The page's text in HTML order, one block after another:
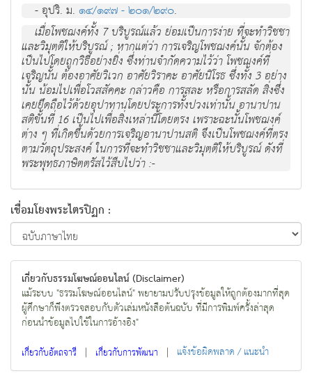
- อุปริ. ม.๑๔/๑๙๗ - ๒๐๑/๒๙๐.
เมื่อโพชฌงค์ทั้ง 7 บริบูรณ์แล้ว ย่อมเป็นการง่าย ที่จะทำวิชชา
และวิมุตติให้บริบูรณ์ ; หากแต่ว่า การเจริญโพชฌงค์นั้น จักต้อง
เป็นไปโดยถูกวิธีอย่างยิ่ง ซึ่งท่านจำกัดความไว้ว่า โพชฌงค์ที่
เจริญนั้น ต้องอาศัยวิเวก อาศัยวิราคะ อาศัยนิโรธ ซึ่งทั้ง 3 อย่าง
นั้น น้อมไปเพื่อโวสสัคคะ กล่าวคือ การสละ หรือการสลัด สิ่งซึ่ง
เคยยึดถือไว้ด้วยอุปาทานโดยประการทั้งปวงเท่านั้น อานาปาน
สติขั้นที่ 16 เป็นไปเพื่อสิ่งเหล่านี้โดยตรง เพราะฉะนั้นโพชฌงค์
ต่าง ๆ ที่เกิดขึ้นด้วยการเจริญอานาปานสติ จึงเป็นโพชฌงค์ที่ตรง
ตามวัตถุประสงค์ ในการที่จะทำวิชชาและวิมุตติให้บริบูรณ์ ดังที่
พระพุทธภาษิตตรัสไว้สืบไปว่า :-
เชื่อมโยงพระไตรปิฏก :
เกี่ยวกับธรรมโฆษณ์ออนไลน์ (Disclaimer)
แม้ระบบ "ธรรมโฆษณ์ออนไลน์" พยายามปรับปรุงข้อมูลให้ถูกต้องมากที่สุด
ผู้ศึกษาก็พึงตรวจสอบกับตัวเล่มหนังสือต้นฉบับ ที่มีการพิมพ์ครั้งล่าสุด
ก่อนนำข้อมูลไปใช้ในการอ้างอิง"
เกี่ยวกับอัตถจารี | เกี่ยวกับการพัฒนา | แจ้งข้อผิดพลาด / แนะนำ